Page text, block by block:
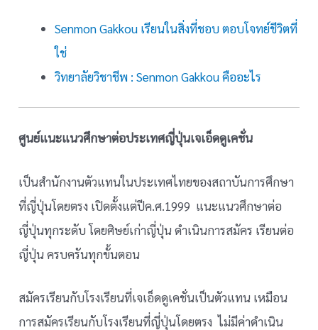
Senmon Gakkou เรียนในสิ่งที่ชอบ ตอบโจทย์ชีวิตที่
ใช่
วิทยาลัยวิชาชีพ : Senmon Gakkou คืออะไร
ศูนย์แนะแนวศึกษาต่อประเทศญี่ปุ่นเจเอ็ดดูเคชั่น
เป็นสำนักงานตัวแทนในประเทศไทยของสถาบันการศึกษา
ที่ญี่ปุ่นโดยตรง เปิดตั้งแต่ปีค.ศ.1999 แนะแนวศึกษาต่อ
ญี่ปุ่นทุกระดับ โดยศิษย์เก่าญี่ปุ่น ดำเนินการสมัคร เรียนต่อ
ญี่ปุ่น ครบครันทุกขั้นตอน
สมัครเรียนกับโรงเรียนที่เจเอ็ดดูเคชั่นเป็นตัวแทน เหมือน
การสมัครเรียนกับโรงเรียนที่ญี่ปุ่นโดยตรง ไม่มีค่าดำเนิน